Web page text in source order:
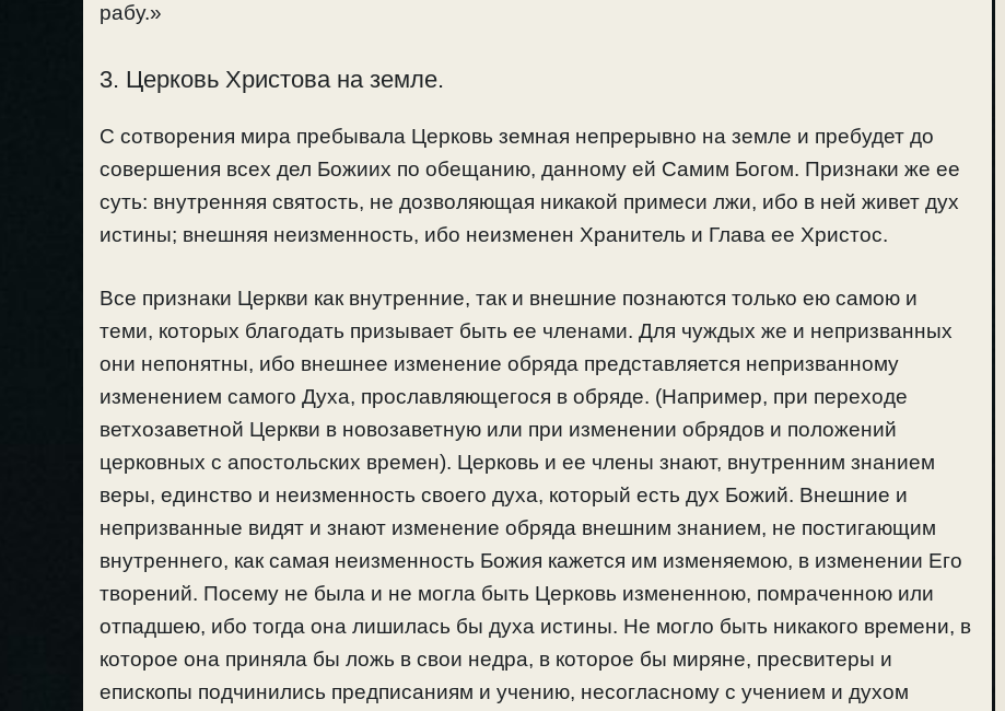
рабу.»
3. Церковь Христова на земле.
С сотворения мира пребывала Церковь земная непрерывно на земле и пребудет до
совершения всех дел Божиих по обещанию, данному ей Самим Богом. Признаки же ее
суть: внутренняя святость, не дозволяющая никакой примеси лжи, ибо в ней живет дух
истины; внешняя неизменность, ибо неизменен Хранитель и Глава ее Христос.
Все признаки Церкви как внутренние, так и внешние познаются только ею самою и
теми, которых благодать призывает быть ее членами. Для чуждых же и непризванных
они непонятны, ибо внешнее изменение обряда представляется непризванному
изменением самого Духа, прославляющегося в обряде. (Например, при переходе
ветхозаветной Церкви в новозаветную или при изменении обрядов и положений
церковных с апостольских времен). Церковь и ее члены знают, внутренним знанием
веры, единство и неизменность своего духа, который есть дух Божий. Внешние и
непризванные видят и знают изменение обряда внешним знанием, не постигающим
внутреннего, как самая неизменность Божия кажется им изменяемою, в изменении Его
творений. Посему не была и не могла быть Церковь измененною, помраченною или
отпадшею, ибо тогда она лишилась бы духа истины. Не могло быть никакого времени, в
которое она приняла бы ложь в свои недра, в которое бы миряне, пресвитеры и
епископы подчинились предписаниям и учению, несогласному с учением и духом